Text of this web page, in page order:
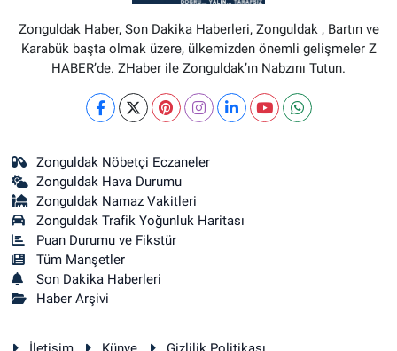
Zonguldak Haber, Son Dakika Haberleri, Zonguldak , Bartın ve
Karabük başta olmak üzere, ülkemizden önemli gelişmeler Z
HABER’de. ZHaber ile Zonguldak’ın Nabzını Tutun.
Zonguldak Nöbetçi Eczaneler
Zonguldak Hava Durumu
Zonguldak Namaz Vakitleri
Zonguldak Trafik Yoğunluk Haritası
Puan Durumu ve Fikstür
Tüm Manşetler
Son Dakika Haberleri
Haber Arşivi